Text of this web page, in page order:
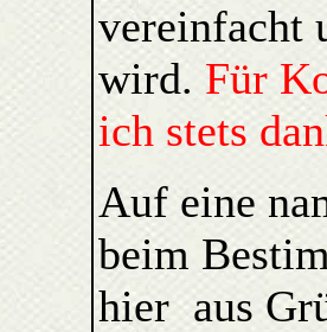
vereinfacht
wird. Für
ich stets
Auf eine
beim
hier aus